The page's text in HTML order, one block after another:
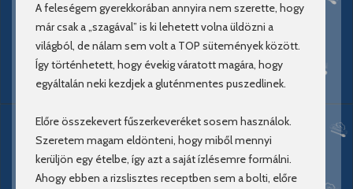
A feleségem gyerekkorában annyira nem szerette, hogy
már csak a „szagával” is ki lehetett volna üldözni a
világból, de nálam sem volt a TOP sütemények között.
Így történhetett, hogy évekig váratott magára, hogy
egyáltalán neki kezdjek a gluténmentes puszedlinek.
Előre összekevert fűszerkeveréket sosem használok.
Szeretem magam eldönteni, hogy miből mennyi
kerüljön egy ételbe, így azt a saját ízlésemre formálni.
Ahogy ebben a rizslisztes receptben sem a bolti, előre